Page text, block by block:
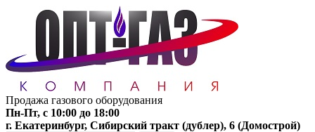
Продажа газового оборудования
Пн-Пт, с 10:00 до 18:00
г. Екатеринбург, Сибирский тракт (дублер), 6 (Домострой)